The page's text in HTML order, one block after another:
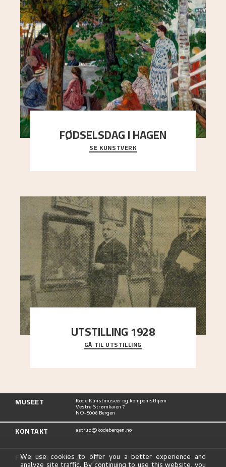
FØDSELSDAG I HAGEN
En gruppe mennesker er samlet under de store
trekronene i prestegårdshagen...
SE KUNSTVERK
UTSTILLING 1928
Då Astrup døydde i 1928, tok vennene Moritz
Kaland og Simon Thorbjørnsen initiativ til å
GÅ TIL UTSTILLING
MUSEET Kode Kunstmuseer og komponisthjem
Vestre Strømkaien 7
NO-5008 Bergen
KONTAKT astrup@kodebergen.no
FØLG OSS
We use cookies to offer you a better experience and